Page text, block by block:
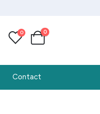
0 0
Contact